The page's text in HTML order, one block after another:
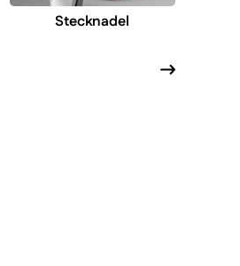
Stecknadel